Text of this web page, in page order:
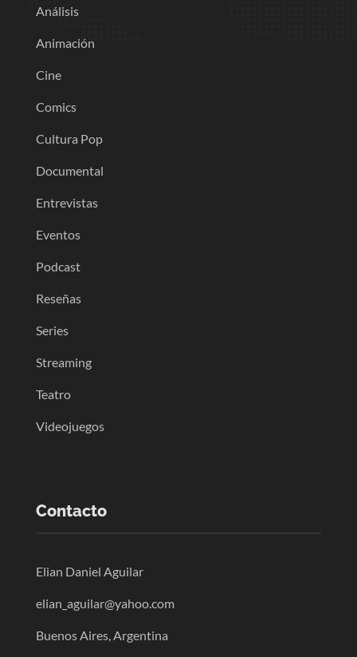
Análisis
Animación
Cine
Comics
Cultura Pop
Documental
Entrevistas
Eventos
Podcast
Reseñas
Series
Streaming
Teatro
Videojuegos
Contacto
Elian Daniel Aguilar
elian_aguilar@yahoo.com
Buenos Aires, Argentina